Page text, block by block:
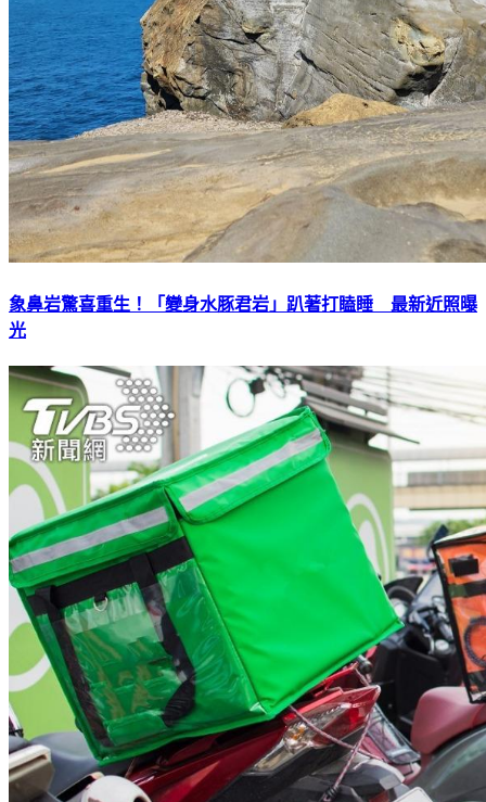
象鼻岩驚喜重生！「變身水豚君岩」趴著打瞌睡 最新近照曝
光